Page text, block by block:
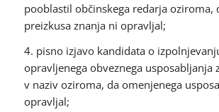
pooblastil občinskega redarja oziroma,
preizkusa znanja ni opravljal;
4. pisno izjavo kandidata o
opravljenega obveznega usposabljanja
v naziv oziroma, da omenjenega
opravljal;